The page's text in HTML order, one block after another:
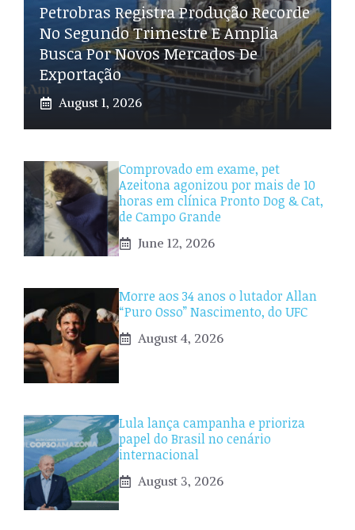
Petrobras Registra Produção Recorde
No Segundo Trimestre E Amplia
Busca Por Novos Mercados De
Exportação
August 1, 2026
Comprovado em exame, pet
Azeitona agonizou por mais de 10
horas em clínica Pronto Dog & Cat,
de Campo Grande
June 12, 2026
Morre aos 34 anos o lutador Allan
“Puro Osso” Nascimento, do UFC
August 4, 2026
Lula lança campanha e prioriza
papel do Brasil no cenário
internacional
August 3, 2026